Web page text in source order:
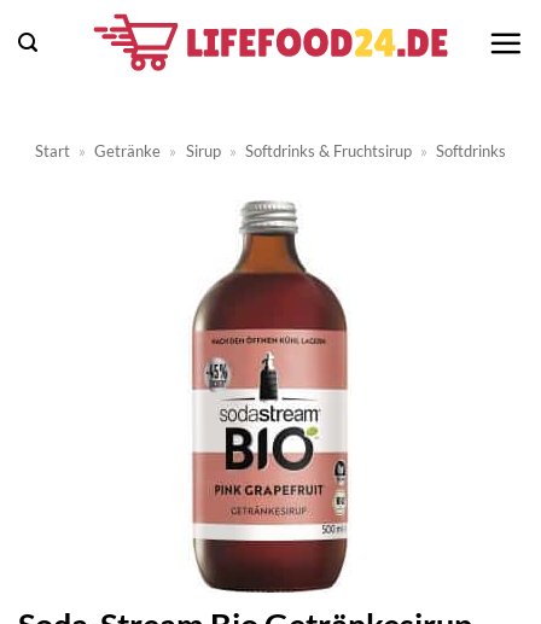
Inhalt
Start » Getränke » Sirup » Softdrinks & Fruchtsirup » Softdrinks